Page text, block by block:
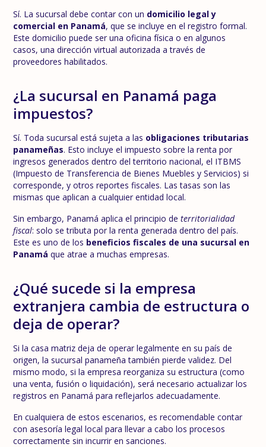
Sí. La sucursal debe contar con un domicilio legal y
comercial en Panamá, que se incluye en el registro formal.
Este domicilio puede ser una oficina física o en algunos
casos, una dirección virtual autorizada a través de
proveedores habilitados.
¿La sucursal en Panamá paga
impuestos?
Sí. Toda sucursal está sujeta a las obligaciones tributarias
panameñas. Esto incluye el impuesto sobre la renta por
ingresos generados dentro del territorio nacional, el ITBMS
(Impuesto de Transferencia de Bienes Muebles y Servicios) si
corresponde, y otros reportes fiscales. Las tasas son las
mismas que aplican a cualquier entidad local.
Sin embargo, Panamá aplica el principio deterritorialidad
fiscal: solo se tributa por la renta generada dentro del país.
Este es uno de los beneficios fiscales de una sucursal en
Panamá que atrae a muchas empresas.
¿Qué sucede si la empresa
extranjera cambia de estructura o
deja de operar?
Si la casa matriz deja de operar legalmente en su país de
origen, la sucursal panameña también pierde validez. Del
mismo modo, si la empresa reorganiza su estructura (como
una venta, fusión o liquidación), será necesario actualizar los
registros en Panamá para reflejarlos adecuadamente.
En cualquiera de estos escenarios, es recomendable contar
con asesoría legal local para llevar a cabo los procesos
correctamente sin incurrir en sanciones.